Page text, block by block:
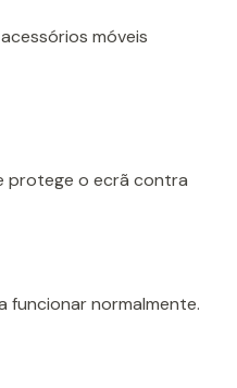
móveis
protege o ecrã contra
funcionar normalmente.